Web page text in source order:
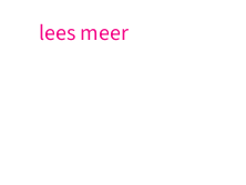
lees meer